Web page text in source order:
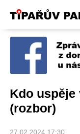
Tipařův palec
Kdo
(rozbor)
27.02.2024 17:30